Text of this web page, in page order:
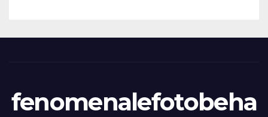
fenomenalefotobeha